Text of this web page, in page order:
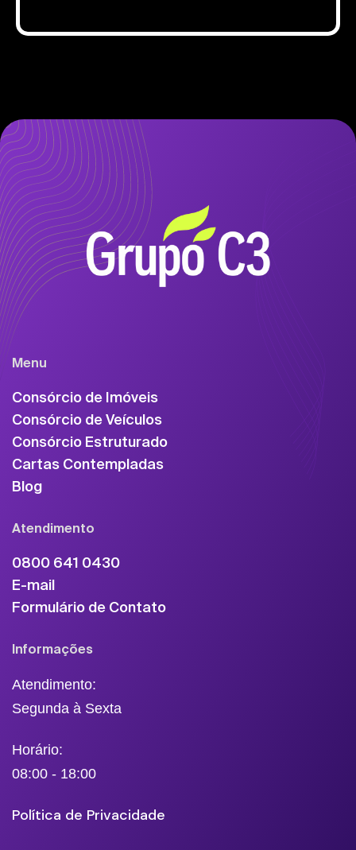
Menu
Consórcio de Imóveis
Consórcio de Veículos
Consórcio Estruturado
Cartas Contempladas
Blog
Atendimento
0800 641 0430
E-mail
Formulário de Contato
Informações
Atendimento:
Segunda à Sexta
Horário:
08:00 - 18:00
Política de Privacidade